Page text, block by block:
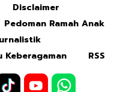
Disclaimer
Pedoman Ramah Anak
Keberagaman
RSS